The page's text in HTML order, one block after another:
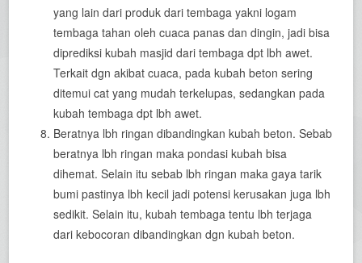
yang lain dari produk dari tembaga yakni logam
tembaga tahan oleh cuaca panas dan dingin, jadi bisa
diprediksi kubah masjid dari tembaga dpt lbh awet.
Terkait dgn akibat cuaca, pada kubah beton sering
ditemui cat yang mudah terkelupas, sedangkan pada
kubah tembaga dpt lbh awet.
Beratnya lbh ringan dibandingkan kubah beton. Sebab
beratnya lbh ringan maka pondasi kubah bisa
dihemat. Selain itu sebab lbh ringan maka gaya tarik
bumi pastinya lbh kecil jadi potensi kerusakan juga lbh
sedikit. Selain itu, kubah tembaga tentu lbh terjaga
dari kebocoran dibandingkan dgn kubah beton.